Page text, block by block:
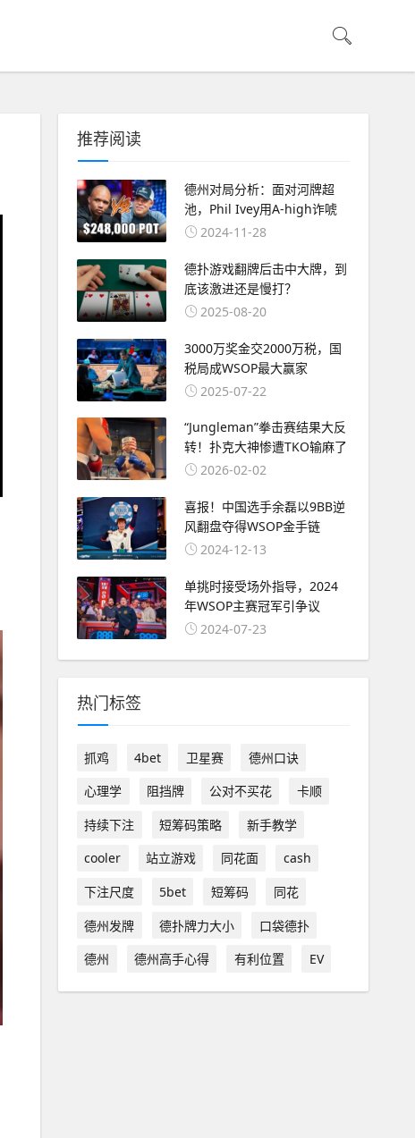
推荐阅读
德州对局分析：面对河牌超
池，Phil Ivey用A-high诈唬
2024-11-28
德扑游戏翻牌后击中大牌，到
底该激进还是慢打？
2025-08-20
3000万奖金交2000万税，国
税局成WSOP最大赢家
2025-07-22
“Jungleman”拳击赛结果大反
转！扑克大神惨遭TKO输麻了
2026-02-02
喜报！中国选手余磊以9BB逆
风翻盘夺得WSOP金手链
2024-12-13
单挑时接受场外指导，2024
年WSOP主赛冠军引争议
2024-07-23
热门标签
抓鸡 4bet 卫星赛
德州口诀
心理学
阻挡牌 公对不买花
卡顺
持续下注
短筹码策略
新手教学
cooler
站立游戏 同花面
cash
下注尺度
5bet 短筹码
同花
德州发牌
德扑牌力大小
口袋德扑
德州
德州高手心得 有利位置 EV